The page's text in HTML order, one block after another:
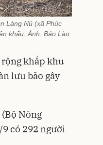
Làng Nủ (xã Phúc
khẩu. Ảnh: Báo Lào
rộng khắp khu
lưu bão gây
Nông
có 292 người